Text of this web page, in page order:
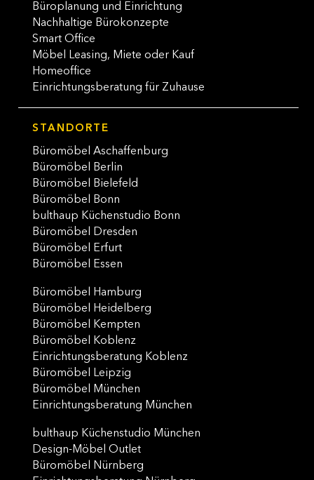
Büroplanung und Einrichtung
Nachhaltige Bürokonzepte
Smart Office
Möbel Leasing, Miete oder Kauf
Homeoffice
Einrichtungsberatung für Zuhause
STANDORTE
Büromöbel Aschaffenburg
Büromöbel Berlin
Büromöbel Bielefeld
Büromöbel Bonn
bulthaup Küchenstudio Bonn
Büromöbel Dresden
Büromöbel Erfurt
Büromöbel Essen
Büromöbel Hamburg
Büromöbel Heidelberg
Büromöbel Kempten
Büromöbel Koblenz
Einrichtungsberatung Koblenz
Büromöbel Leipzig
Büromöbel München
Einrichtungsberatung München
bulthaup Küchenstudio München
Design-Möbel Outlet
Büromöbel Nürnberg